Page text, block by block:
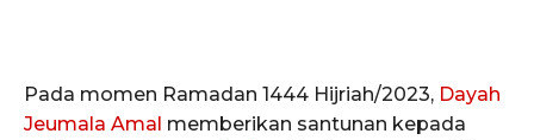
Pada momen Ramadan 1444 Hijriah/2023, Dayah
Jeumala Amal memberikan santunan kepada